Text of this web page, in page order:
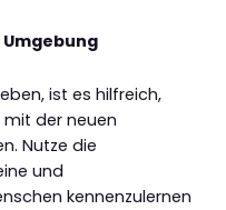
ist es hilfreich,
der neuen
Nutze die
und
kennenzulernen